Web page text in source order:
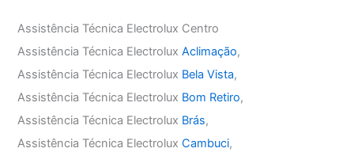
Assistência Técnica Electrolux Centro
Assistência Técnica ElectroluxAclimação,
Assistência Técnica Electrolux Bela Vista,
Assistência Técnica Electrolux Bom Retiro,
Assistência Técnica Electrolux Brás,
Assistência Técnica ElectroluxCambuci,